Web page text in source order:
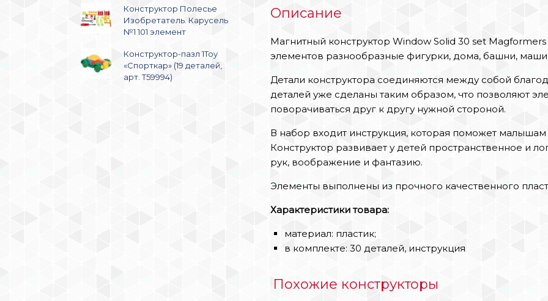
Описание
Магнитный конструктор Window Solid 30 set
элементов разнообразные фигурки, дома, башни,
Детали конструктора соединяются между собой
деталей уже сделаны таким образом, что позволяют
поворачиваться друг к другу нужной стороной.
В набор входит инструкция, которая поможет
Конструктор развивает у детей пространственное и
рук, воображение и фантазию.
Элементы выполнены из прочного качественного
Характеристики товара:
материал: пластик;
в комплекте: 30 деталей, инструкция
Похожие конструкторы
Конструктор Полесье
Изобретатель. Карусель
№1 101 элемент
Конструктор-пазл 1Toy
«Спорткар» (19 деталей,
арт. Т59994)